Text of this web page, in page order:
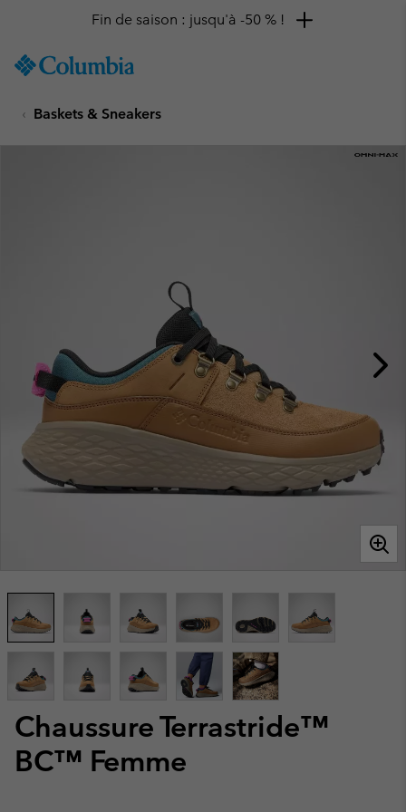
TO
SKIP
MAIN
Fin de saison : jusqu'à -50 % !
Baskets & Sneakers
Chaussure Terrastride™
BC™ Femme